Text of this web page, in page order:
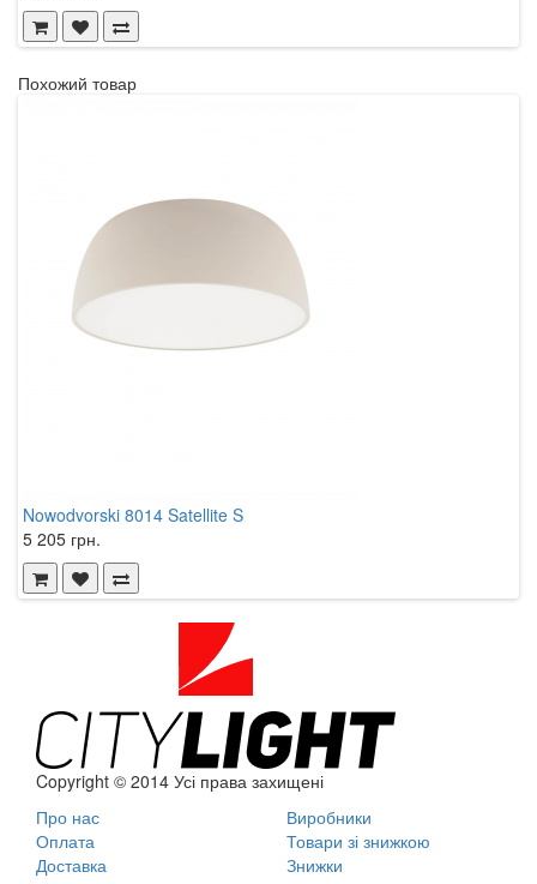
Похожий товар
Nowodvorski 8014 Satellite S
5 205 грн.
Copyright © 2014 Усі права захищені
Про нас
Оплата
Доставка
Виробники
Товари зі знижкою
Знижки